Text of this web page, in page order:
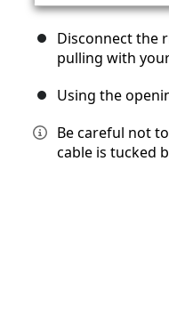
Disconnect the
pulling with
Using the
Be careful not
cable is tucked